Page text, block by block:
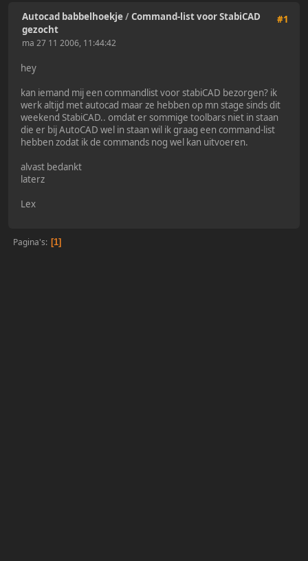
#1
Autocad babbelhoekje/Command-list voor StabiCAD
gezocht
ma 27 11 2006, 11:44:42
hey
kan iemand mij een commandlist voor stabiCAD bezorgen? ik
werk altijd met autocad maar ze hebben op mn stage sinds dit
weekend StabiCAD.. omdat er sommige toolbars niet in staan
die er bij AutoCAD wel in staan wil ik graag een command-list
hebben zodat ik de commands nog wel kan uitvoeren.
alvast bedankt
laterz
Lex
Pagina's 1